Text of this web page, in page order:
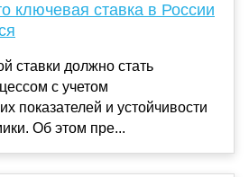
ключевая ставка в России
ставки должно стать
с учетом
показателей и устойчивости
Об этом пре...